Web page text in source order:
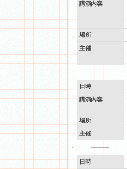
講演内容
場所
主催
日時
講演内容
場所
主催
日時